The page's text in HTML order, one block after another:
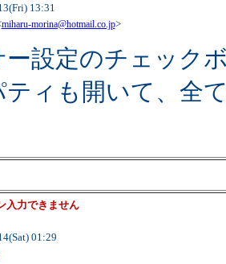
13:31
miharu-morina@hotmail.co.jp>
ー設定のチェック
ティも開いて、全
入力できません
01:29